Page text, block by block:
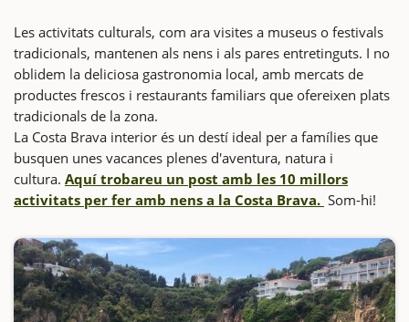
Les activitats culturals, com ara visites a museus o festivals
tradicionals, mantenen als nens i als pares entretinguts. I no
oblidem la deliciosa gastronomia local, amb mercats de
productes frescos i restaurants familiars que ofereixen plats
tradicionals de la zona.
La Costa Brava interior és un destí ideal per a famílies que
busquen unes vacances plenes d'aventura, natura i
cultura. Aquí trobareu un post amb les 10 millors
activitats per fer amb nens a la Costa Brava. Som-hi!